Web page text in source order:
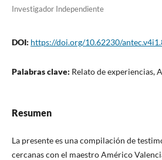
Investigador Independiente
DOI: https://doi.org/10.62230/
Palabras clave: Relato de experiencias,
Resumen
La presente es una compilación de
cercanas con el maestro Américo